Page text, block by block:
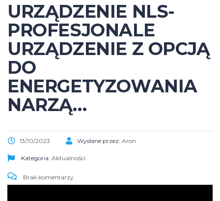
URZĄDZENIE NLS-
PROFESJONALE
URZĄDZENIE Z OPCJĄ
DO
ENERGETYZOWANIA
NARZĄ…
13/10/2023 Wysłane przez: Aron
Kategoria: Aktualności
Brak komentarzy